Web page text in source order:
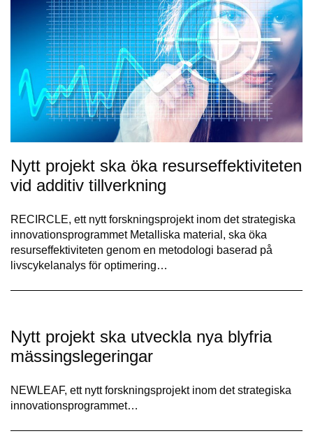
Nytt projekt ska öka resurseffektiviteten
vid additiv tillverkning
RECIRCLE, ett nytt forskningsprojekt inom det strategiska
innovationsprogrammet Metalliska material, ska öka
resurseffektiviteten genom en metodologi baserad på
livscykelanalys för optimering…
Nytt projekt ska utveckla nya blyfria
mässingslegeringar
NEWLEAF, ett nytt forskningsprojekt inom det strategiska
innovationsprogrammet…